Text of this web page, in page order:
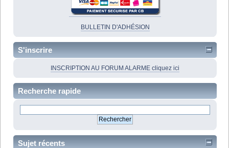
BULLETIN D'ADHÉSION
S'inscrire
INSCRIPTION AU FORUM ALARME cliquez ici
Recherche rapide
Sujet récents